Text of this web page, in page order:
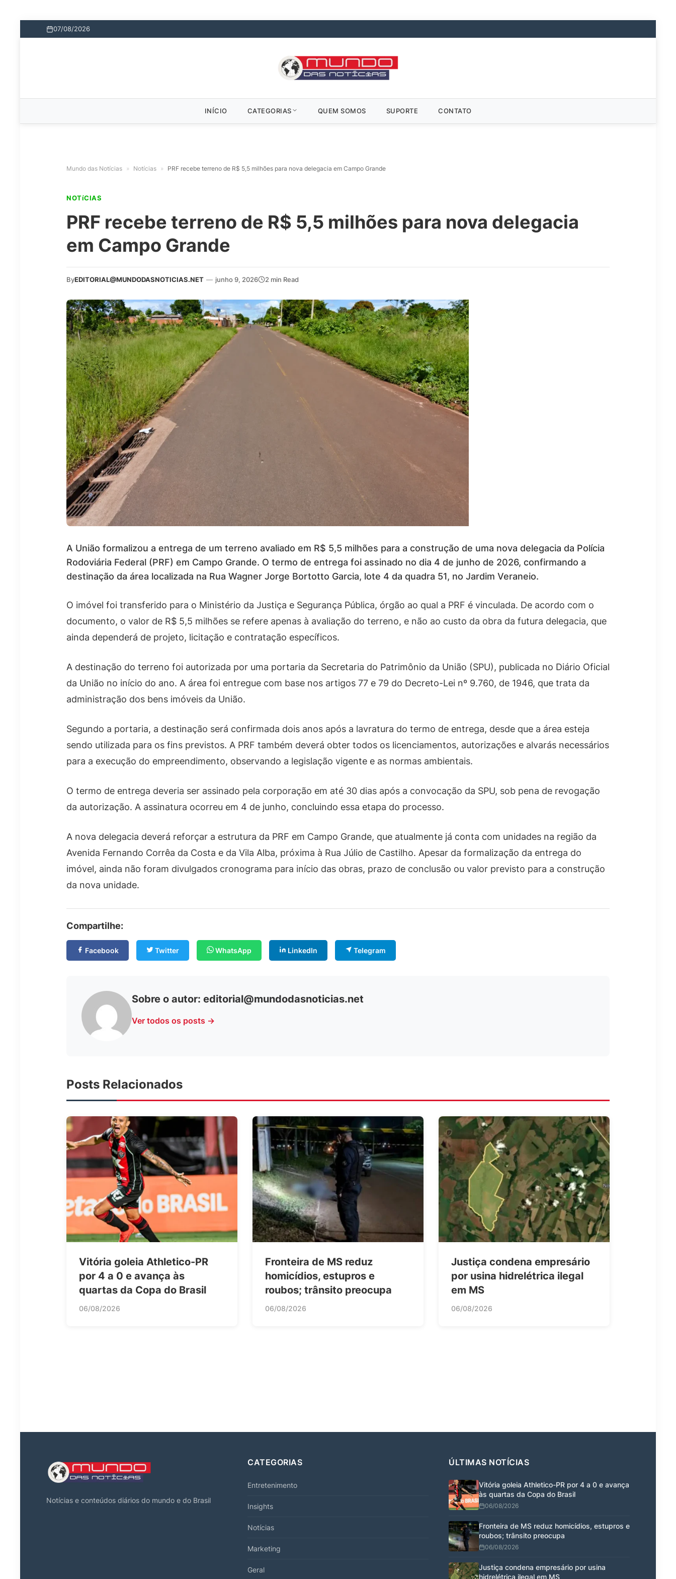
07/08/2026
INÍCIO CATEGORIAS QUEM SOMOS SUPORTE CONTATO
Mundo das Notícias » Notícias » PRF recebe terreno de R$ 5,5 milhões para nova delegacia em Campo Grande
NOTíCIAS
PRF recebe terreno de R$ 5,5 milhões para nova delegacia
em Campo Grande
ByEDITORIAL@MUNDODASNOTICIAS.NET — junho 9, 2026 2 min Read
A União formalizou a entrega de um terreno avaliado em R$ 5,5 milhões para a construção de uma nova delegacia da Polícia
Rodoviária Federal (PRF) em Campo Grande. O termo de entrega foi assinado no dia 4 de junho de 2026, confirmando a
destinação da área localizada na Rua Wagner Jorge Bortotto Garcia, lote 4 da quadra 51, no Jardim Veraneio.
O imóvel foi transferido para o Ministério da Justiça e Segurança Pública, órgão ao qual a PRF é vinculada. De acordo com o
documento, o valor de R$ 5,5 milhões se refere apenas à avaliação do terreno, e não ao custo da obra da futura delegacia, que
ainda dependerá de projeto, licitação e contratação específicos.
A destinação do terreno foi autorizada por uma portaria da Secretaria do Patrimônio da União (SPU), publicada no Diário Oficial
da União no início do ano. A área foi entregue com base nos artigos 77 e 79 do Decreto-Lei nº 9.760, de 1946, que trata da
administração dos bens imóveis da União.
Segundo a portaria, a destinação será confirmada dois anos após a lavratura do termo de entrega, desde que a área esteja
sendo utilizada para os fins previstos. A PRF também deverá obter todos os licenciamentos, autorizações e alvarás necessários
para a execução do empreendimento, observando a legislação vigente e as normas ambientais.
O termo de entrega deveria ser assinado pela corporação em até 30 dias após a convocação da SPU, sob pena de revogação
da autorização. A assinatura ocorreu em 4 de junho, concluindo essa etapa do processo.
A nova delegacia deverá reforçar a estrutura da PRF em Campo Grande, que atualmente já conta com unidades na região da
Avenida Fernando Corrêa da Costa e da Vila Alba, próxima à Rua Júlio de Castilho. Apesar da formalização da entrega do
imóvel, ainda não foram divulgados cronograma para início das obras, prazo de conclusão ou valor previsto para a construção
da nova unidade.
Compartilhe:
Facebook Twitter WhatsApp LinkedIn Telegram
Sobre o autor: editorial@mundodasnoticias.net
Ver todos os posts →
Posts Relacionados
Vitória goleia Athletico-PR
por 4 a 0 e avança às
quartas da Copa do Brasil
06/08/2026
Fronteira de MS reduz
homicídios, estupros e
roubos; trânsito preocupa
06/08/2026
Justiça condena empresário
por usina hidrelétrica ilegal
em MS
06/08/2026
Notícias e conteúdos diários do mundo e do Brasil
CATEGORIAS
Entretenimento
Insights
Notícias
Marketing
Geral
ÚLTIMAS NOTÍCIAS
Vitória goleia Athletico-PR por 4 a 0 e avança
às quartas da Copa do Brasil
06/08/2026
Fronteira de MS reduz homicídios, estupros e
roubos; trânsito preocupa
06/08/2026
Justiça condena empresário por usina
hidrelétrica ilegal em MS